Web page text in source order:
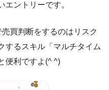
エントリーです。
買判断をするのはリスク
するスキル「マルチタイム
便利ですよ(^ ^)